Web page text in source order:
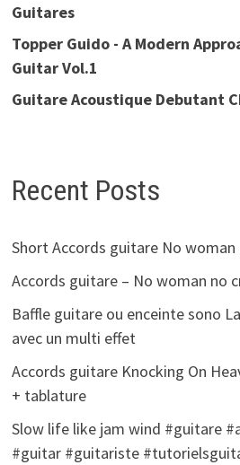
Guitares
Topper Guido - A Modern
Guitar Vol.1
Guitare Acoustique Debutant
Recent Posts
Short Accords guitare No woman
Accords guitare – No woman no
Baffle guitare ou enceinte sono
avec un multi effet
Accords guitare Knocking On
+ tablature
Slow life like jam wind #guitare
#guitar #guitariste